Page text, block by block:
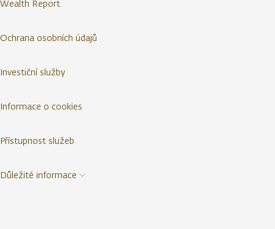
Wealth Report
Ochrana osobních údajů
Investiční služby
Informace o cookies
Přístupnost služeb
Důležité informace